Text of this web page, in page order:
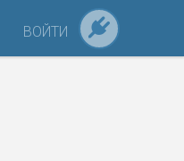
ВОЙТИ